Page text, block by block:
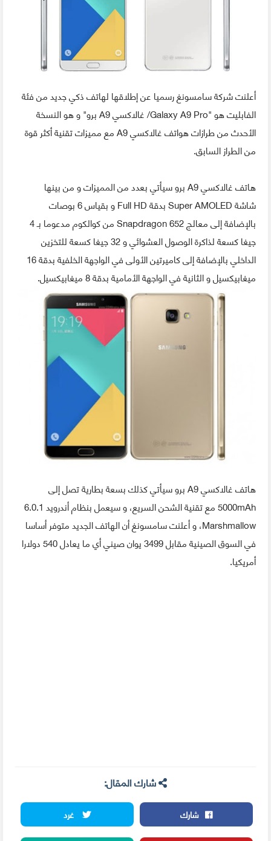
أعلنت شركة سامسونغ رسميا عن إطلاقها لهاتف ذكي جديد من فئة
الفابليت هو "Galaxy A9 Pro/ غالاكسي A9 برو" و هو النسخة
الأحدث من طرازات هواتف غالاكسي A9 مع مميزات تقنية أكثر قوة
من الطراز السابق.
هاتف غالاكسي A9 برو سيأتي بعدد من المميزات و من بينها
شاشة Super AMOLED بدقة Full HD و بقياس 6 بوصات
بالإضافة إلى معالج Snapdragon 652 من كوالكوم مدعوما بـ 4
جيغا كسعة لذاكرة الوصول العشوائي و 32 جيغا كسعة للتخزين
الداخلي بالإضافة إلى كاميرتين الأولى في الواجهة الخلفية بدقة 16
ميغابيكسيل و الثانية في الواجهة الأمامية بدقة 8 ميغابيكسيل.
هاتف غالاكسي A9 برو سيأتي كذلك بسعة بطارية تصل إلى
5000mAh مع تقنية الشحن السريع، و سيعمل بنظام أندرويد 6.0.1
Marshmallow، و أعلنت سامسونغ أن الهاتف الجديد متوفر أساسا
في السوق الصينية مقابل 3499 يوان صيني أي ما يعادل 540 دولارا
أمريكيا.
شارك المقال:
شارك
غرد